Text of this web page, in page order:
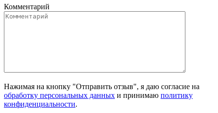
Комментарий
Нажимая на кнопку "Отправить отзыв", я даю согласие на
обработку персональных данных и принимаю политику
конфиденциальности.